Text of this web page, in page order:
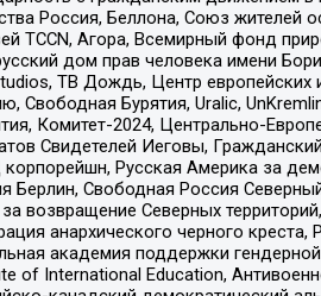
Россия, Беллона, Союз жителей
TCCN, Агора, Всемирный фонд
дом прав человека имени
ТВ Дождь, Центр
Свободная Бурятия, Uralic,
Комитет-2024, Центрально-
Свидетелей Иеговы,
Русская Америка за
Берлин, Свободная Россия
возвращение Северных
анархического черного
академия поддержки
of International Education,